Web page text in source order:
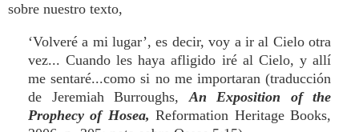
sobre nuestro texto,
‘Volveré a mi lugar’, es decir, voy a ir al Cielo otra
vez... Cuando les haya afligido iré al Cielo, y allí
me sentaré...como si no me importaran (traducción
de Jeremiah Burroughs,An Exposition of the
Prophecy of Hosea, Reformation Heritage Books,